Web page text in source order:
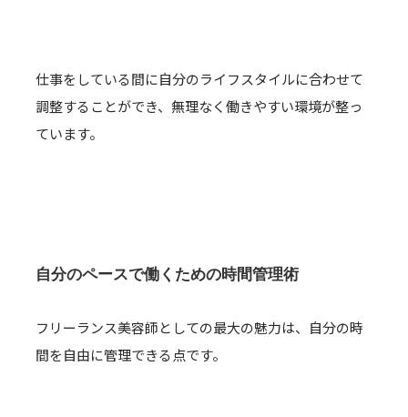
仕事をしている間に自分のライフスタイルに合わせて
調整することができ、無理なく働きやすい環境が整っ
ています。
自分のペースで働くための時間管理術
フリーランス美容師としての最大の魅力は、自分の時
間を自由に管理できる点です。